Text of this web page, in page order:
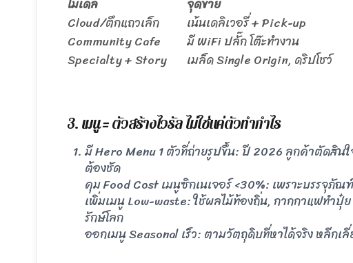
โมเดล
จุดขาย
Cloud/ตึกแถวเล็ก
เน้นเดลิเวอรี่ + Pick-up
Community Cafe
มี WiFi ปลั๊ก โต๊ะทำงาน
Specialty + Story
เมล็ด Single Origin, ดริปโชว์
3. เมนู = ตัวสร้างไวรัล ไม่ใช่แค่ตัวทำกำไร
มี Hero Menu 1 ตัวที่ถ่ายรูปขึ้น: ปี 2026 ลูกค้าตัดสิน
ต้องชัด
คุม Food Cost เมนูซิกเนเจอร์ <30%: เพราะบรรจุภัณ
เพิ่มเมนู Low-waste: ใช้ผลไม้ท้องถิ่น, กากกาแฟทำปุ๋
รักษ์โลก
ออกเมนู Seasonal เร็ว: ตามวัตถุดิบที่หาได้จริง หลีกเ